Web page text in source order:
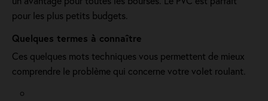
pour les plus petits budgets.
Quelques termes à connaître
Ces quelques mots techniques vous permettent de mieux
comprendre le problème qui concerne votre volet roulant.